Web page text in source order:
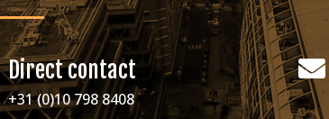
Direct contact
+31 (0)10 798 8408